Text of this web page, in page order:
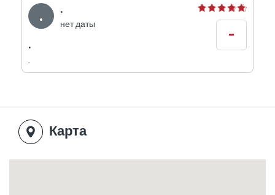
. .
нет даты
.
.
-
Карта